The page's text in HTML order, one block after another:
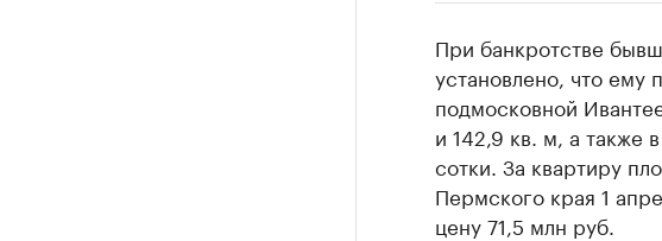
Крупные
Найдите и проверьте данные в
При банкротстве
установлено, что ему
подмосковной
и 142,9 кв. м, а также
сотки. За квартиру
Пермского края 1
цену 71,5 млн руб.